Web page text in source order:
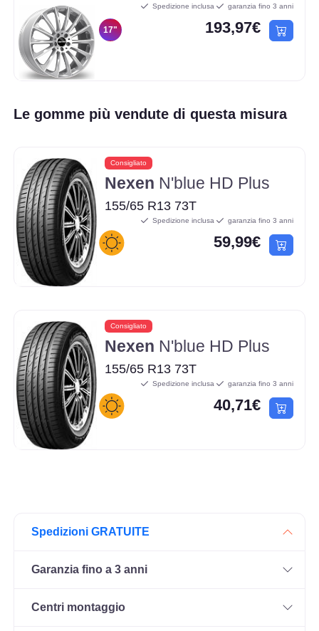
17"
Spedizione inclusa garanzia fino 3 anni
193,97€
Le gomme più vendute di questa misura
Consigliato
Nexen N'blue HD Plus
155/65 R13 73T
Spedizione inclusa garanzia fino 3 anni
59,99€
Consigliato
Nexen N'blue HD Plus
155/65 R13 73T
Spedizione inclusa garanzia fino 3 anni
40,71€
Spedizioni GRATUITE
Garanzia fino a 3 anni
Centri montaggio